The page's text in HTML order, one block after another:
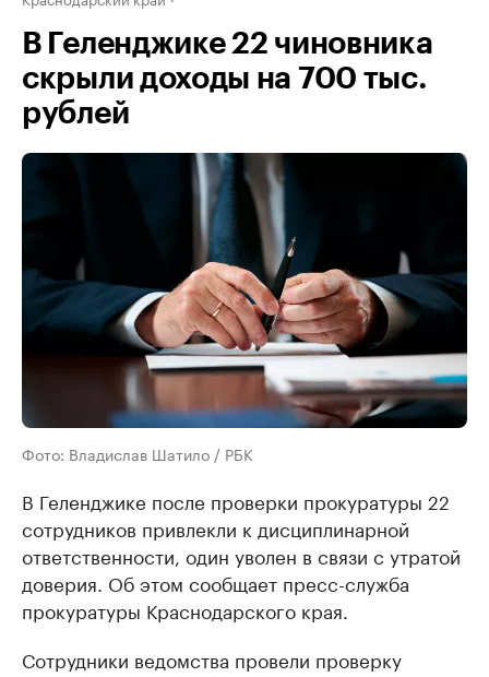
В Геленджике 22 чиновника
скрыли доходы на 700 тыс.
рублей
Фото: Владислав Шатило / РБК
В Геленджике после проверки прокуратуры 22
сотрудников привлекли к дисциплинарной
ответственности, один уволен в связи с утратой
доверия. Об этом сообщает пресс-служба
прокуратуры Краснодарского края.
Сотрудники ведомства провели проверку